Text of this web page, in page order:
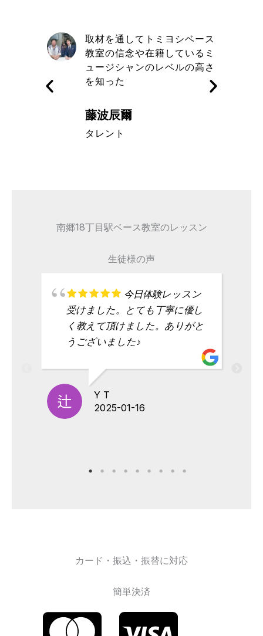
取材を通してトミヨシベース
教室の信念や在籍しているミ
ュージシャンのレベルの高さ
を知った
藤波辰爾
タレント
南郷18丁目駅ベース教室のレッスン
生徒様の声
今日体験レッスン
受けました。とても丁寧に優し
く教えて頂けました。ありがと
うございました♪
Y T
2025-01-16
カード・振込・振替に対応
簡単決済